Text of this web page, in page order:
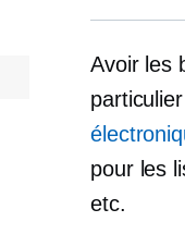
Avoir les
pour les
etc.